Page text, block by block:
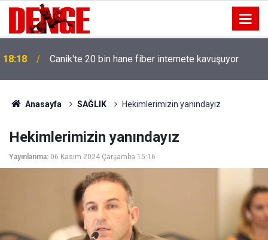
18:18 Canik'te 20 bin hane fiber internete kavuşuyor
Anasayfa SAĞLIK Hekimlerimizin yanındayız
Hekimlerimizin yanındayız
Yayınlanma: 06 Kasım 2024 Çarşamba 15:16